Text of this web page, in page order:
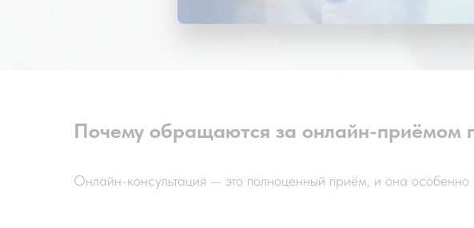
Почему обращаются за онлайн-приёмом
Онлайн-консультация — это полноценный приём, и она особенно